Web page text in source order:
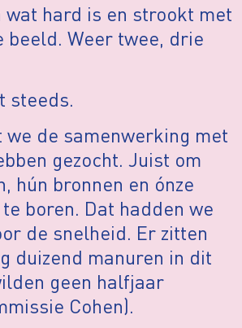
wat hard is en strookt met
beeld. Weer twee, drie
steeds.
we de samenwerking met
gezocht. Juist om
hún bronnen en ónze
boren. Dat hadden we
de snelheid. Er zitten
duizend manuren in dit
geen halfjaar
Cohen).